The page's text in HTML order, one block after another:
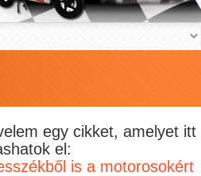
egy cikket, amelyet itt
el:
is a motorosokért